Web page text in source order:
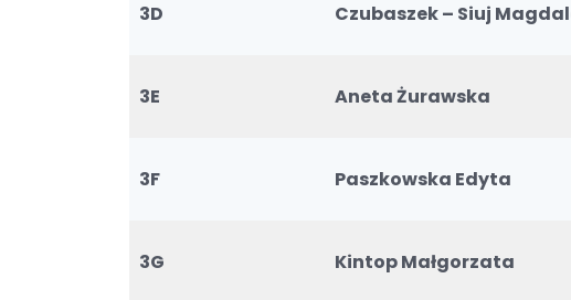
3D Czubaszek – Siuj
3E Aneta Żurawska
3F Paszkowska Edyta
3G Kintop Małgorzata